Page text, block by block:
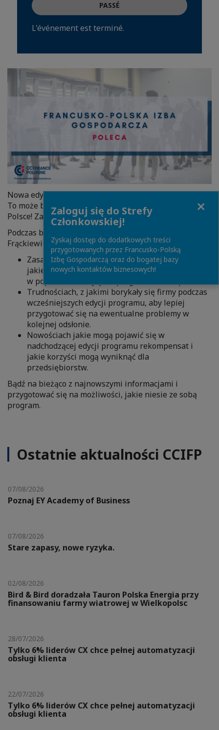
PASSÉ
L'événement est terminé.
Nowa edycja rekompensat dla firm energochłonnych?
To może być przełomowe dla sektora energetycznego w
Polsce! Zapisz się na webinarium >>rejestracja
Podczas bezpłatnego spotkania nasi prelegenci Joanna
Frąckiewicz i Daniel Maryjosz porozmawiają o:
Zasadniczych wymaganiach oraz korzyściach,
jakie przyniosły przedsiębiorstwom uczestnictwo
w poprzednich edycjach programu rekompensat.
Trudnościach, z jakimi borykały się firmy podczas
wcześniejszych edycji programu, aby lepiej
przygotować się na ewentualne problemy w
kolejnej odsłonie.
Nowościach jakie mogą pojawić się w
nadchodzącej edycji programu rekompensat i
jakie korzyści mogą wyniknąć dla
przedsiębiorstw.
Bądź na bieżąco z najnowszymi informacjami i
przygotować się na możliwości, jakie niesie ze sobą
program.
Ostatnie aktualności CCIFP
07/08/2026
Poznaj EY Academy of Business
07/08/2026
Stare zapasy, nowe ryzyka.
02/08/2026
Bird & Bird doradzała Tauron Polska Energia przy
finansowaniu farmy wiatrowej w Wielkopolsc
28/07/2026
Tylko 6% liderów CX chce pełnej automatyzacji
obsługi klienta
22/07/2026
Tylko 6% liderów CX chce pełnej automatyzacji
obsługi klienta
Zaloguj się do Strefy
Członkowskiej!
Zyskaj dostęp do dodatkowych treści
przygotowanych przez Francusko-Polską
Izbę Gospodarczą oraz do bogatej bazy
nowych kontaktów biznesowych!